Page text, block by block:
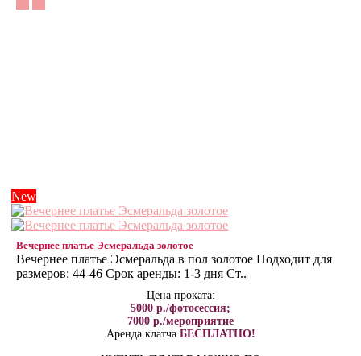
New
Вечернее платье Эсмеральда золотое
Вечернее платье Эсмеральда в пол золотое Подходит для
размеров: 44-46 Срок аренды: 1-3 дня Ст..
Цена проката:
5000 р./фотосессия;
7000 р./мероприятие
Аренда клатча БЕСПЛАТНО!